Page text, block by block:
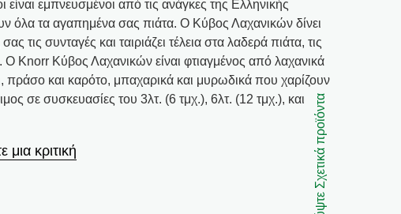
εμπνευσμένοι από τις ανάγκες της Ελληνικής
όλα τα αγαπημένα σας πιάτα. Ο Κύβος Λαχανικών δίνει
τις συνταγές και ταιριάζει τέλεια στα λαδερά πιάτα, τις
Ο Knorr Κύβος Λαχανικών είναι φτιαγμένος από λαχανικά
πράσο και καρότο, μπαχαρικά και μυρωδικά που χαρίζουν
σε συσκευασίες του 3λτ. (6 τμχ.), 6λτ. (12 τμχ.), και
μια κριτική Ανακαλύψτε Σχετικά προϊόντα